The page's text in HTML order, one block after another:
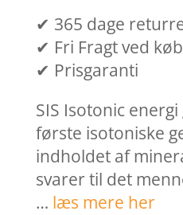
✔ 365 dage
✔ Fri Fragt ved
✔ Prisgaranti
SIS Isotonic
første isotoniske
indholdet af
svarer til det
… læs mere her